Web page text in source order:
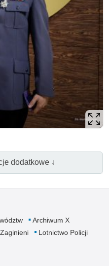
dodatkowe ↓
Archiwum X
Zaginieni
Lotnictwo Policji